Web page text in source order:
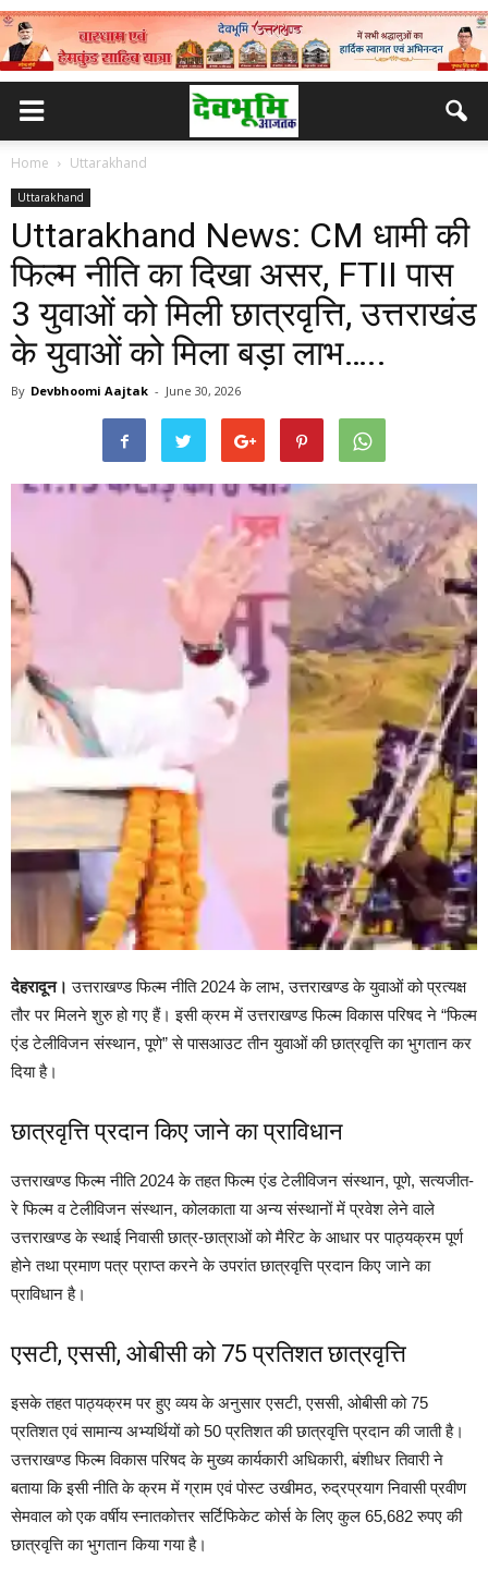
Home Uttarakhand
Uttarakhand
Uttarakhand News: CM धामी की
फिल्म नीति का दिखा असर, FTII पास
3 युवाओं को मिली छात्रवृत्ति, उत्तराखंड
के युवाओं को मिला बड़ा लाभ…..
By Devbhoomi Aajtak - June 30, 2026
देहरादून।उत्तराखण्ड फिल्म नीति 2024 के लाभ, उत्तराखण्ड के युवाओं को प्रत्यक्ष
तौर पर मिलने शुरु हो गए हैं। इसी क्रम में उत्तराखण्ड फिल्म विकास परिषद ने “फिल्म
एंड टेलीविजन संस्थान, पूणे” से पासआउट तीन युवाओं की छात्रवृत्ति का भुगतान कर
दिया है।
छात्रवृत्ति प्रदान किए जाने का प्राविधान
उत्तराखण्ड फिल्म नीति 2024 के तहत फिल्म एंड टेलीविजन संस्थान, पूणे, सत्यजीत-
रे फिल्म व टेलीविजन संस्थान, कोलकाता या अन्य संस्थानों में प्रवेश लेने वाले
उत्तराखण्ड के स्थाई निवासी छात्र-छात्राओं को मैरिट के आधार पर पाठ्यक्रम पूर्ण
होने तथा प्रमाण पत्र प्राप्त करने के उपरांत छात्रवृत्ति प्रदान किए जाने का
प्राविधान है।
एसटी, एससी, ओबीसी को 75 प्रतिशत छात्रवृत्ति
इसके तहत पाठ्यक्रम पर हुए व्यय के अनुसार एसटी, एससी, ओबीसी को 75
प्रतिशत एवं सामान्य अभ्यर्थियों को 50 प्रतिशत की छात्रवृत्ति प्रदान की जाती है।
उत्तराखण्ड फिल्म विकास परिषद के मुख्य कार्यकारी अधिकारी, बंशीधर तिवारी ने
बताया कि इसी नीति के क्रम में ग्राम एवं पोस्ट उखीमठ, रुद्रप्रयाग निवासी प्रवीण
सेमवाल को एक वर्षीय स्नातकोत्तर सर्टिफिकेट कोर्स के लिए कुल 65,682 रुपए की
छात्रवृत्ति का भुगतान किया गया है।